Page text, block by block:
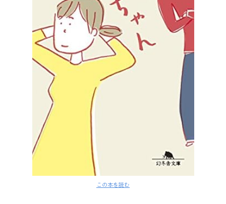
この本を読む